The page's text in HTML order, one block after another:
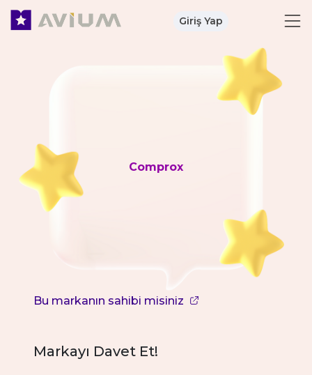
Giriş Yap
Comprox
Bu markanın sahibi misiniz
Markayı Davet Et!